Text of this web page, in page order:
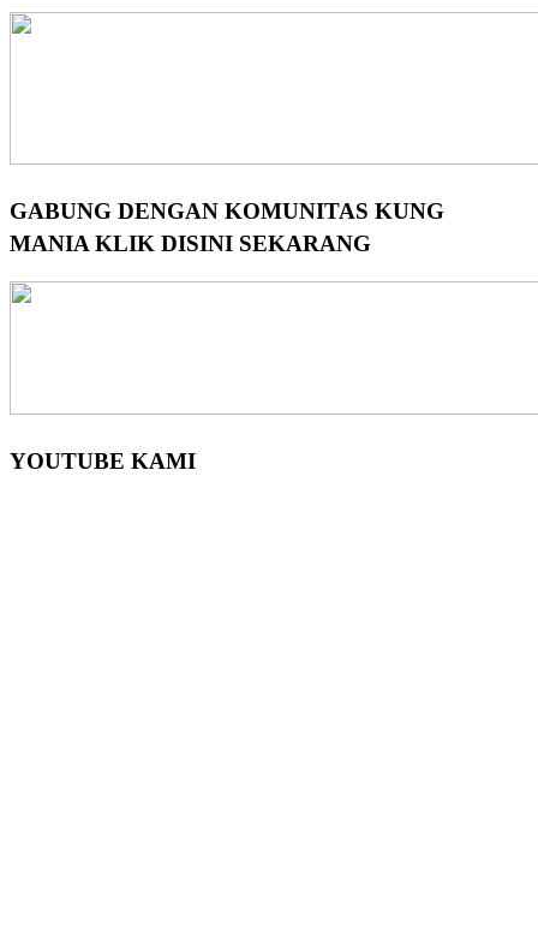
GABUNG DENGAN KOMUNITAS KUNG
MANIA KLIK DISINI SEKARANG
YOUTUBE KAMI